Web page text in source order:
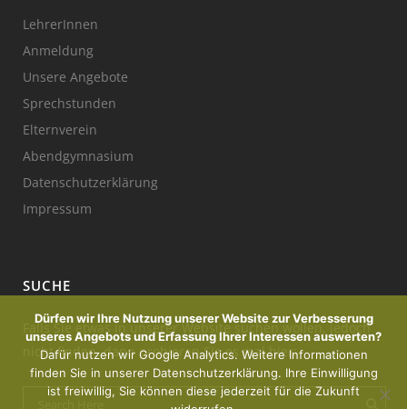
LehrerInnen
Anmeldung
Unsere Angebote
Sprechstunden
Elternverein
Abendgymnasium
Datenschutzerklärung
Impressum
SUCHE
Falls Sie etwas in unserer Website suchen wollen, jedoch
nicht finden, dann probieren Sie es mal hier:
Dürfen wir Ihre Nutzung unserer Website zur Verbesserung
unseres Angebots und Erfassung Ihrer Interessen auswerten?
Dafür nutzen wir Google Analytics. Weitere Informationen
finden Sie in unserer Datenschutzerklärung. Ihre Einwilligung
ist freiwillig, Sie können diese jederzeit für die Zukunft